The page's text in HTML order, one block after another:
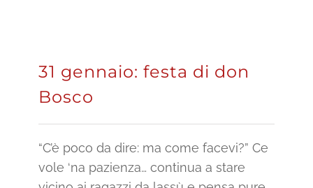
31 gennaio: festa di don
Bosco
“C’è poco da dire: ma come facevi?” Ce
vole ‘na pazienza… continua a stare